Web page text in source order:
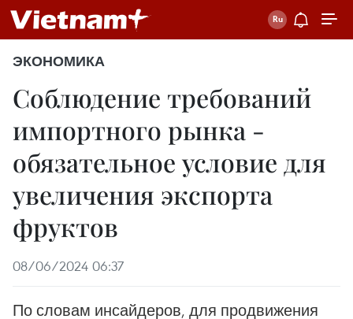
ЭКОНОМИКА
Соблюдение требований
импортного рынка -
обязательное условие для
увеличения экспорта
фруктов
08/06/2024 06:37
По словам инсайдеров, для продвижения